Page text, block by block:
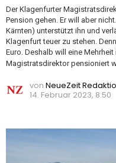
Der Klagenfurter
Pension gehen. Er will aber
Kärnten) unterstützt ihn und
Klagenfurt teuer zu stehen.
Euro. Deshalb will eine
Magistratsdirektor pensioniert
von NeueZeit
14. Februar 2023, 8:50